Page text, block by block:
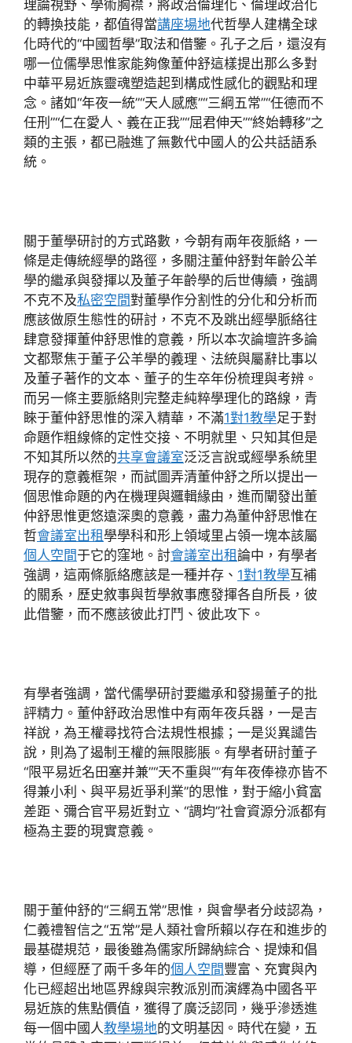
理論視野、學術胸襟，將政治倫理化、倫理政治化
的轉換技能，都值得當講座場地代哲學人建構全球
化時代的“中國哲學”取法和借鑒。孔子之后，還沒有
哪一位儒學思惟家能夠像董仲舒這樣提出那么多對
中華平易近族靈魂塑造起到構成性感化的觀點和理
念。諸如“年夜一統”“天人感應”“三綱五常”“任德而不
任刑”“仁在愛人、義在正我”“屈君伸天”“終始轉移”之
類的主張，都已融進了無數代中國人的公共話語系
統。
關于董學研討的方式路數，今朝有兩年夜脈絡，一
條是走傳統經學的路徑，多關注董仲舒對年齡公羊
學的繼承與發揮以及董子年齡學的后世傳續，強調
不克不及私密空間對董學作分割性的分化和分析而
應該做原生態性的研討，不克不及跳出經學脈絡往
肆意發揮董仲舒思惟的意義，所以本次論壇許多論
文都聚焦于董子公羊學的義理、法統與屬辭比事以
及董子著作的文本、董子的生卒年份梳理與考辨。
而另一條主要脈絡則完整走純粹學理化的路線，青
睞于董仲舒思惟的深入精華，不滿1對1教學足于對
命題作粗線條的定性交接、不明就里、只知其但是
不知其所以然的共享會議室泛泛言說或經學系統里
現存的意義框架，而試圖弄清董仲舒之所以提出一
個思惟命題的內在機理與邏輯緣由，進而闡發出董
仲舒思惟更悠遠深奧的意義，盡力為董仲舒思惟在
哲會議室出租學學科和形上領域里占領一塊本該屬
個人空間于它的窪地。討會議室出租論中，有學者
強調，這兩條脈絡應該是一種并存、 1對1教學互補
的關系，歷史敘事與哲學敘事應發揮各自所長，彼
此借鑒，而不應該彼此打鬥、彼此攻下。
有學者強調，當代儒學研討要繼承和發揚董子的批
評精力。董仲舒政治思惟中有兩年夜兵器，一是吉
祥說，為王權尋找符合法規性根據；一是災異譴告
說，則為了遏制王權的無限膨脹。有學者研討董子
“限平易近名田塞并兼”“天不重與”“有年夜俸祿亦皆不
得兼小利、與平易近爭利業”的思惟，對于縮小貧富
差距、彌合官平易近對立、“調均”社會資源分派都有
極為主要的現實意義。
關于董仲舒的“三綱五常”思惟，與會學者分歧認為，
仁義禮智信之“五常”是人類社會所賴以存在和進步的
最基礎規范，最後雖為儒家所歸納綜合、提煉和倡
導，但經歷了兩千多年的個人空間豐富、充實與內
化已經超出地區界線與宗教派別而演繹為中國各平
易近族的焦點價值，獲得了廣泛認同，幾乎滲透進
每一個中國人教學場地的文明基因。時代在變，五